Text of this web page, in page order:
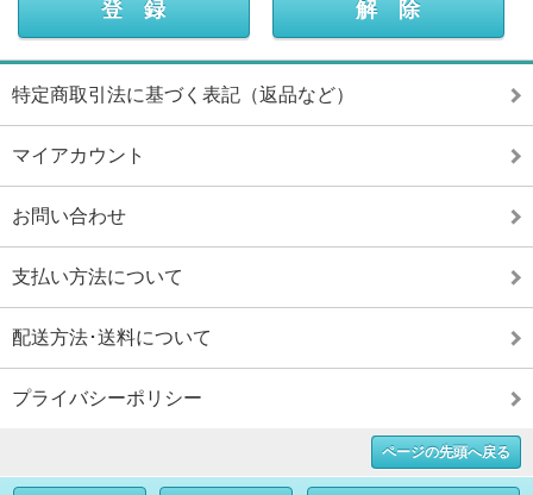
特定商取引法に基づく表記（返品など）
マイアカウント
お問い合わせ
支払い方法について
配送方法･送料について
プライバシーポリシー
ページの先頭へ戻る